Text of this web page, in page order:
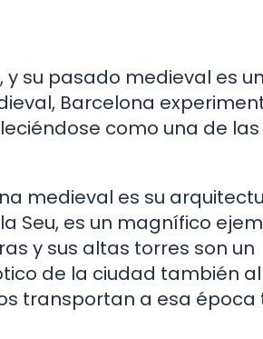
su pasado medieval es
Barcelona
como una de
medieval es su
Seu, es un magnífico
y sus altas torres son un
de la ciudad también
transportan a esa época